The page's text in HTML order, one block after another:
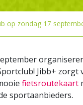
op zondag 17
Jibb+ zorgt
fietsroutekaart
sportaanbieders.